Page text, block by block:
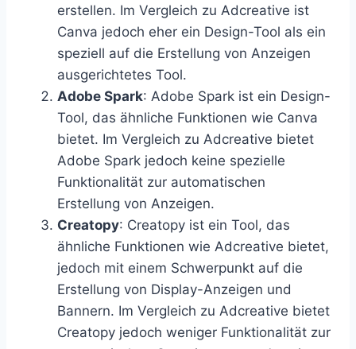
erstellen. Im Vergleich zu Adcreative ist
Canva jedoch eher ein Design-Tool als ein
speziell auf die Erstellung von Anzeigen
ausgerichtetes Tool.
Adobe Spark: Adobe Spark ist ein Design-
Tool, das ähnliche Funktionen wie Canva
bietet. Im Vergleich zu Adcreative bietet
Adobe Spark jedoch keine spezielle
Funktionalität zur automatischen
Erstellung von Anzeigen.
Creatopy: Creatopy ist ein Tool, das
ähnliche Funktionen wie Adcreative bietet,
jedoch mit einem Schwerpunkt auf die
Erstellung von Display-Anzeigen und
Bannern. Im Vergleich zu Adcreative bietet
Creatopy jedoch weniger Funktionalität zur